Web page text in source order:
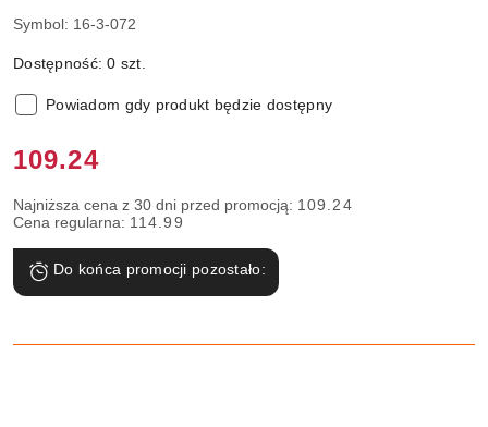
Symbol: 16-3-072
Dostępność:0 szt.
Powiadom gdy produkt będzie dostępny
Cena:
109.24
Najniższa cena z 30 dni przed promocją: 109.24
Cena regularna: 114.99
Do końca promocji pozostało: